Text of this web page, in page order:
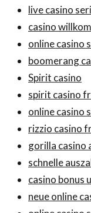
live casino
casino
online casino
boomerang
Spirit casino
spirit casino
online casino
rizzio casino
gorilla casino
schnelle
casino bonus
neue online